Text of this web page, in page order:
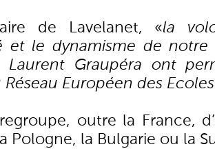
de Lavelanet, «la
et le dynamisme de
Laurent Graupéra ont
Européen des
outre la France,
Pologne, la Bulgarie ou la